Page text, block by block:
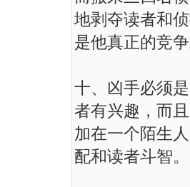
地剥夺读者和
是他真正的竞
十、凶手必须
者有兴趣，而
加在一个陌生
配和读者斗智。